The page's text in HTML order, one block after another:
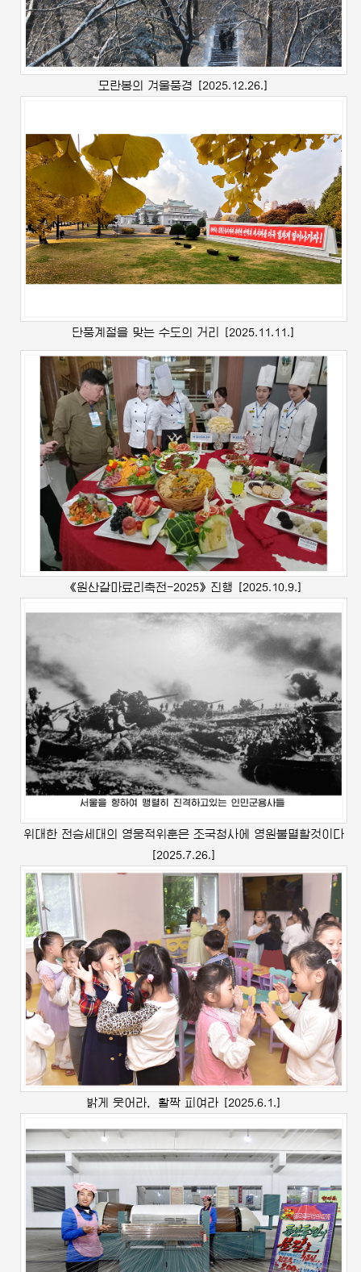
모란봉의 겨울풍경 [2025.12.26.]
단풍계절을 맞는 수도의 거리 [2025.11.11.]
《원산갈마료리축전-2025》진행 [2025.10.9.]
위대한 전승세대의 영웅적위훈은 조국청사에 영원불멸할것이다
[2025.7.26.]
밝게 웃어라，활짝 피여라 [2025.6.1.]